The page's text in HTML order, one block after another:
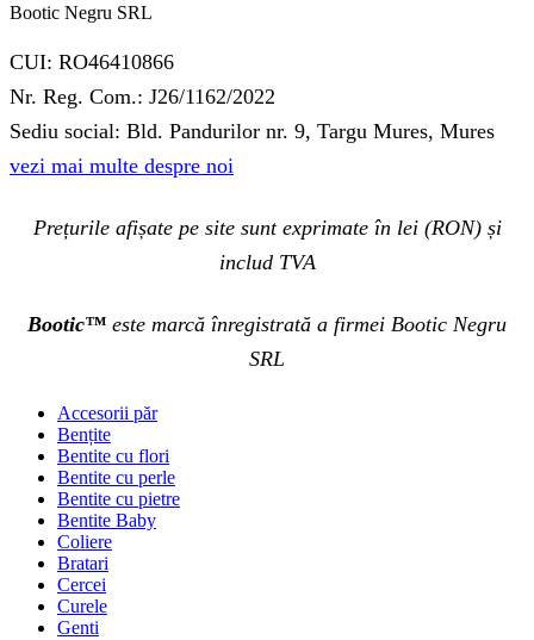
Bootic Negru SRL
CUI: RO46410866
Nr. Reg. Com.: J26/1162/2022
Sediu social: Bld. Pandurilor nr. 9, Targu Mures, Mures
vezi mai multe despre noi
Prețurile afișate pe site sunt exprimate în lei (RON) și
includ TVA
Bootic™ este marcă înregistrată a firmei Bootic Negru
SRL
Accesorii păr
Bențite
Bentite cu flori
Bentite cu perle
Bentite cu pietre
Bentite Baby
Coliere
Bratari
Cercei
Curele
Genti